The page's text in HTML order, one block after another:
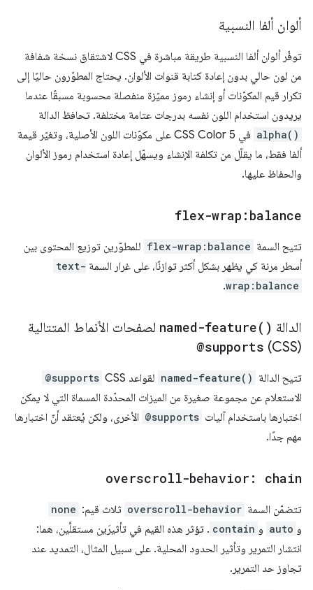
ألوان ألفا النسبية
توفّر ألوان ألفا النسبية طريقة مباشرة في CSS لاشتقاق نسخة شفافة
من لون حالي بدون إعادة كتابة قنوات الألوان. يحتاج المطوّرون حاليًا إلى
تكرار قيم المكوّنات أو إنشاء رموز مميّزة منفصلة محسوبة مسبقًا عندما
يريدون استخدام اللون نفسه بدرجات عتامة مختلفة. تحافظ الدالة
alpha()
في CSS Color 5 على مكوّنات اللون الأصلية، وتغيّر قيمة
ألفا فقط، ما يقلّل من تكلفة الإنشاء ويسهّل إعادة استخدام رموز الألوان
والحفاظ عليها.
flex-wrap:balance
تتيح السمة flex-wrap:balance للمطوّرين توزيع المحتوى بين
أسطر مرنة كي يظهر بشكل أكثر توازنًا، على غرار السمة text-
wrap:balance
.
الدالة named-feature( )
لصفحات الأنماط المتتالية
(CSS)
@supports
تتيح الدالة named-feature() لقواعد CSS @supports
الاستعلام عن مجموعة صغيرة من الميزات المحدّدة المسماة التي لا يمكن
اختبارها باستخدام آليات @supports الأخرى، ولكن يُعتقد أنّ اختبارها
مهم جدًا.
overscroll-behavior: chain
تتضمّن السمة overscroll-behavior ثلاث قيم: none
و auto و contain . تؤثر هذه القيم في تأثيرَين مستقلَّين، هما:
انتشار التمرير وتأثير الحدود المحلية. على سبيل المثال، التمديد عند
تجاوز حد التمرير.